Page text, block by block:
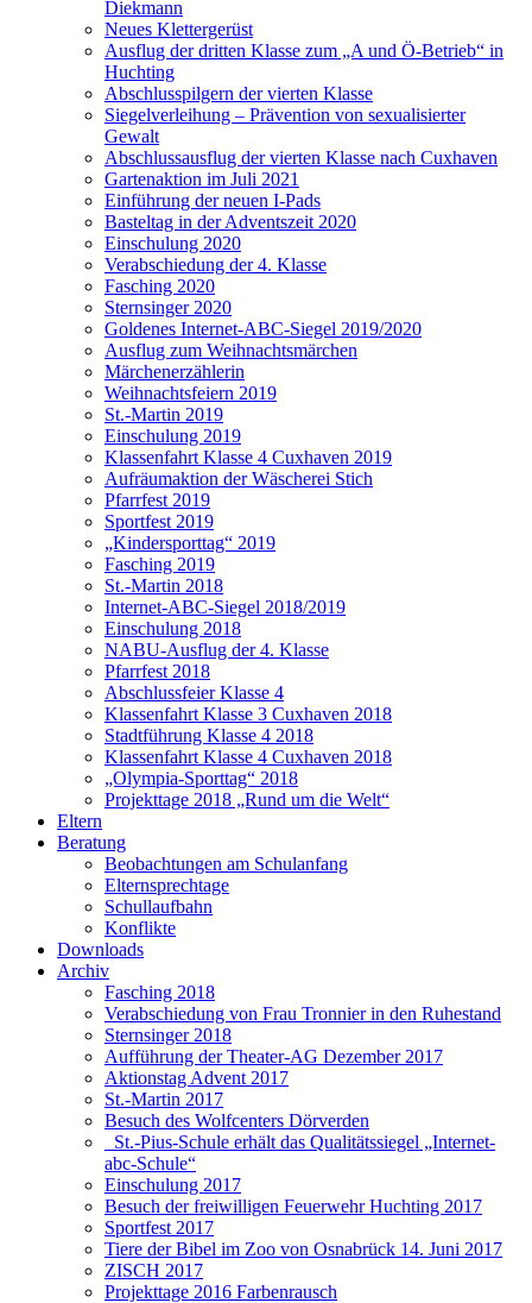
Diekmann
Neues Klettergerüst
Ausflug der dritten Klasse zum „A und Ö-Betrieb“ in
Huchting
Abschlusspilgern der vierten Klasse
Siegelverleihung – Prävention von sexualisierter
Gewalt
Abschlussausflug der vierten Klasse nach Cuxhaven
Gartenaktion im Juli 2021
Einführung der neuen I-Pads
Basteltag in der Adventszeit 2020
Einschulung 2020
Verabschiedung der 4. Klasse
Fasching 2020
Sternsinger 2020
Goldenes Internet-ABC-Siegel 2019/2020
Ausflug zum Weihnachtsmärchen
Märchenerzählerin
Weihnachtsfeiern 2019
St.-Martin 2019
Einschulung 2019
Klassenfahrt Klasse 4 Cuxhaven 2019
Aufräumaktion der Wäscherei Stich
Pfarrfest 2019
Sportfest 2019
„Kindersporttag“ 2019
Fasching 2019
St.-Martin 2018
Internet-ABC-Siegel 2018/2019
Einschulung 2018
NABU-Ausflug der 4. Klasse
Pfarrfest 2018
Abschlussfeier Klasse 4
Klassenfahrt Klasse 3 Cuxhaven 2018
Stadtführung Klasse 4 2018
Klassenfahrt Klasse 4 Cuxhaven 2018
„Olympia-Sporttag“ 2018
Projekttage 2018 „Rund um die Welt“
Eltern
Beratung
Beobachtungen am Schulanfang
Elternsprechtage
Schullaufbahn
Konflikte
Downloads
Archiv
Fasching 2018
Verabschiedung von Frau Tronnier in den Ruhestand
Sternsinger 2018
Aufführung der Theater-AG Dezember 2017
Aktionstag Advent 2017
St.-Martin 2017
Besuch des Wolfcenters Dörverden
St.-Pius-Schule erhält das Qualitätssiegel „Internet-
abc-Schule“
Einschulung 2017
Besuch der freiwilligen Feuerwehr Huchting 2017
Sportfest 2017
Tiere der Bibel im Zoo von Osnabrück 14. Juni 2017
ZISCH 2017
Projekttage 2016 Farbenrausch